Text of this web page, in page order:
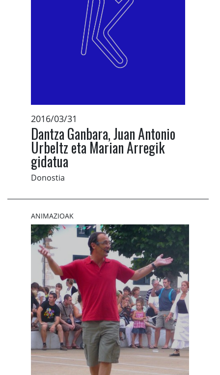
2016/03/31
Dantza Ganbara, Juan Antonio
Urbeltz eta Marian Arregik
gidatua
Donostia
ANIMAZIOAK